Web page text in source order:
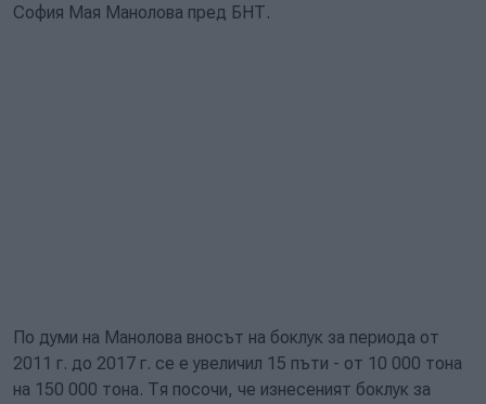
София Мая Манолова пред БНТ.
По думи на Манолова вносът на боклук за периода от
2011 г. до 2017 г. се е увеличил 15 пъти - от 10 000 тона
на 150 000 тона. Тя посочи, че изнесеният боклук за